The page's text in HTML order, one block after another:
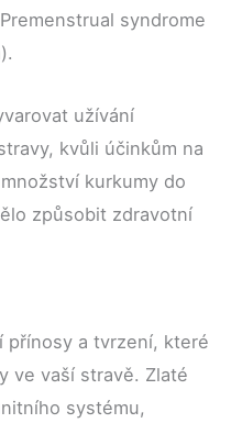
syndrome
užívání
kvůli účinkům na
kurkumy do
způsobit zdravotní
přínosy a tvrzení, které
ve vaší stravě. Zlaté
systému,